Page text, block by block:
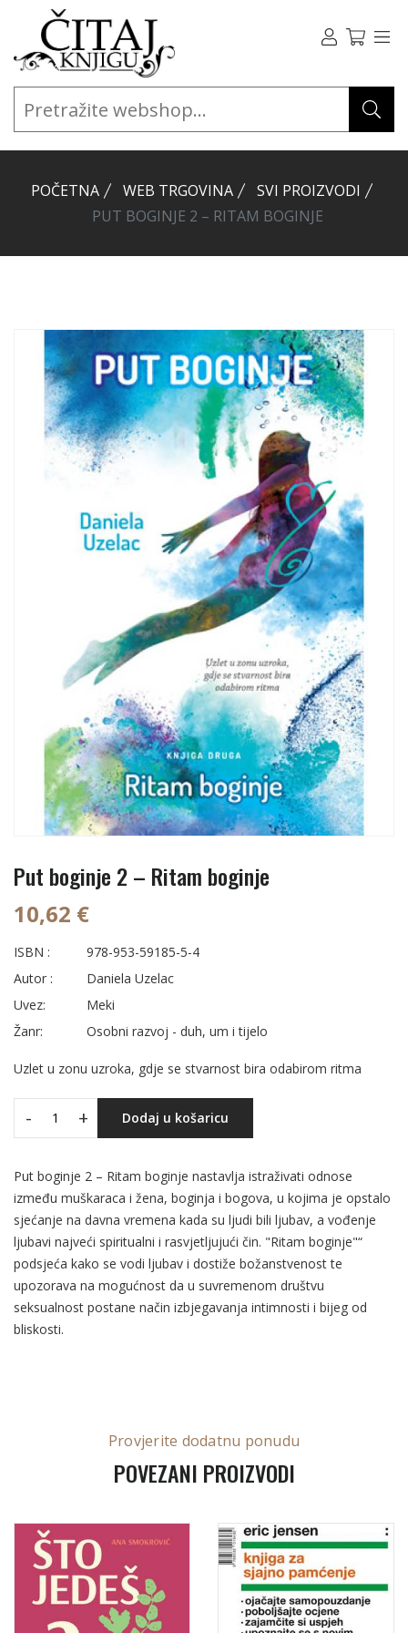
POČETNA WEB TRGOVINA
SVI PROIZVODI
PUT BOGINJE 2 – RITAM BOGINJE
Put boginje 2 – Ritam boginje
10,62 €
ISBN :
978-953-59185-5-4
Autor :
Daniela Uzelac
Uvez:
Meki
Žanr:
Osobni razvoj - duh, um i tijelo
Uzlet u zonu uzroka, gdje se stvarnost bira odabirom ritma
- + Dodaj u košaricu
Put boginje 2 – Ritam boginje nastavlja istraživati odnose
između muškaraca i žena, boginja i bogova, u kojima je opstalo
sjećanje na davna vremena kada su ljudi bili ljubav, a vođenje
ljubavi najveći spiritualni i rasvjetljujući čin. "Ritam boginje"“
podsjeća kako se vodi ljubav i dostiže božanstvenost te
upozorava na mogućnost da u suvremenom društvu
seksualnost postane način izbjegavanja intimnosti i bijeg od
bliskosti.
Provjerite dodatnu ponudu
POVEZANI PROIZVODI